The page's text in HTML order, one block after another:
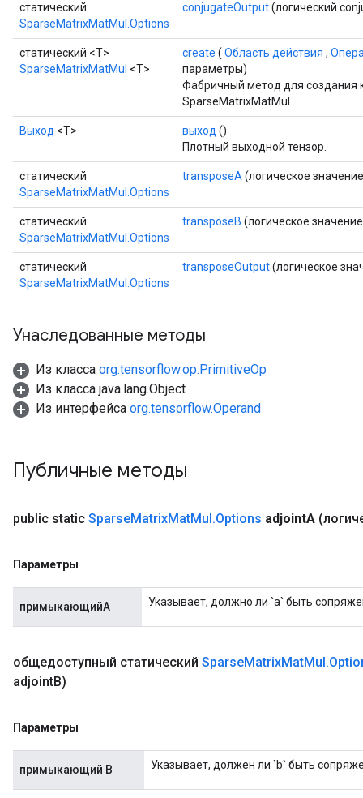
статический
SparseMatrixMatMul.Options
conjugateOutput(логический
статический <T>
SparseMatrixMatMul <T>
create ( Область действия ,
параметры)
Фабричный метод для создания
SparseMatrixMatMul.
Выход <Т> выход ()
Плотный выходной тензор.
статический
SparseMatrixMatMul.Options
transposeA (логическое
статический
SparseMatrixMatMul.Options
transposeB (логическое
статический
SparseMatrixMatMul.Options
transposeOutput(логическое
Унаследованные методы
Из класса org.tensorflow.op.PrimitiveOp
Из класса java.lang.Object
Из интерфейса org.tensorflow.Operand
Публичные методы
public static SparseMatrixMatMul.Options adjointA
Параметры
примыкающийА Указывает, должно ли `a` быть
общедоступный статический SparseMatrixMatMul.
adjointB)
Параметры
примыкающий B Указывает, должен ли `b` быть